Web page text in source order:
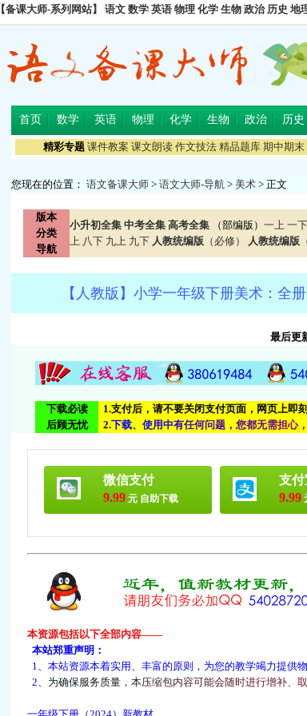
【备课大师-系列网站】 语文 数学 英语 物理 化学 生物 政治 历史 地
首页 数学 英语 物理 化学 生物 政治 历史
精彩专题 课件教案 课文朗读 作文技法 精品题库 期中期末
您现在的位置： 语文备课大师 > 语文大师-导航 > 美术 > 正文
版本
分类
导航
小升初全集 中考全集 高考全集 （部编版） 一上 一下
上 八下 九上 九下 人教统编版 （必修） 人教统编版
【人教版】小学一年级下册美术：全
最后更
下载必读
后顾无忧
1.支付后，请不要关闭支付页面，网页上即
2.下载、 使用中有任何问题 ， 您都无需担心，
微信支付
9.99 元 自助下载
支
9.99
本资源包括以下全部内容——
本站郑重声明：
1、本站资源本着实用、丰富的原则，为您的教学竭力提供
2、 为确保服务质量 ， 本压缩包内容可能会随时进行增补、 取